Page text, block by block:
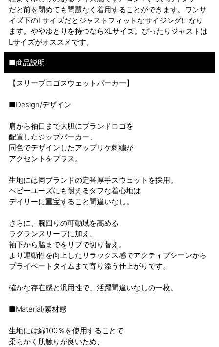
だと前を閉めても問題なく着用することができます。ワンサ
イズ下のLサイズだとジャストフィットなサイジングになり
ます。ややゆとりを持つならXLサイズ。ぴったりジャストは
Lサイズがオススメです。
■商品説明
【スリーブロゴスウェットパーカー】
■Design/デザイン
肩から袖口まで大胆にブランドロゴを
配置したジップパーカー。
同色でデザインしたアップリケ刺繍が
アクセントをプラス。
生地には同ブランドの定番厚手スウェットを採用。
ヘビーユーズにも耐えるタフな着心地は
デイリーに重宝すること間違いなし。
さらに、腕回りの可動域を高める
ラグランスリーブに加え、
袖下から脇までをリブで切り替え。
より運動性を向上したリラックス感でアクティブシーンから
プライベートタイムまで寄り添う仕上がりです。
確かな存在感と汎用性で、活躍間違いなしの一枚。
■Material/素材感
生地には綿100％を使用することで
柔らかく肌触りが良いため、